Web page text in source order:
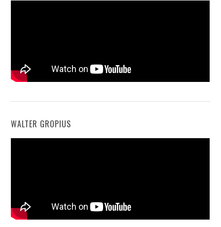
WALTER GROPIUS